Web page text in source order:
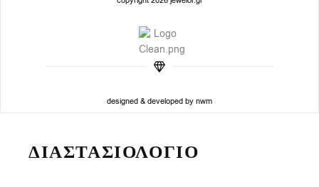
designed & developed by nwm
ΔΙΑΣΤΑΣΙΟΛΟΓΙΟ